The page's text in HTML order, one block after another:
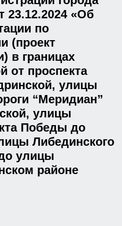
23.12.2024 «Об
по
(проект
в границах
от проспекта
улицы
“Меридиан”
улицы
Победы до
Либединского
улицы
районе